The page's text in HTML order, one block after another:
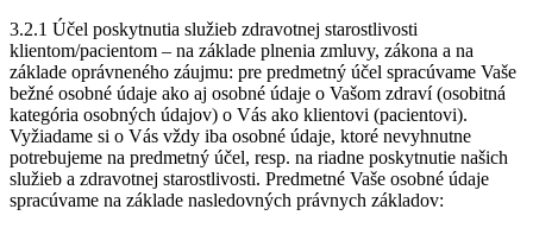
3.2.1 Účel poskytnutia služieb zdravotnej starostlivosti
klientom/pacientom – na základe plnenia zmluvy, zákona a na
základe oprávneného záujmu: pre predmetný účel spracúvame Vaše
bežné osobné údaje ako aj osobné údaje o Vašom zdraví (osobitná
kategória osobných údajov) o Vás ako klientovi (pacientovi).
Vyžiadame si o Vás vždy iba osobné údaje, ktoré nevyhnutne
potrebujeme na predmetný účel, resp. na riadne poskytnutie našich
služieb a zdravotnej starostlivosti. Predmetné Vaše osobné údaje
spracúvame na základe nasledovných právnych základov: